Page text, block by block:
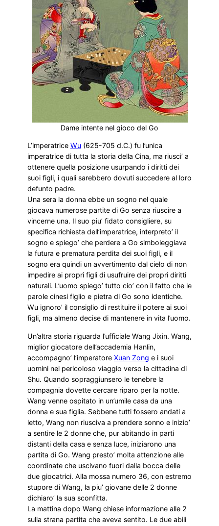
Dame intente nel gioco del Go
L’imperatrice Wu (625-705 d.C.) fu l’unica
imperatrice di tutta la storia della Cina, ma riusci’ a
ottenere quella posizione usurpando i diritti dei
suoi figli, i quali sarebbero dovuti succedere al loro
defunto padre.
Una sera la donna ebbe un sogno nel quale
giocava numerose partite di Go senza riuscire a
vincerne una. Il suo piu’ fidato consigliere, su
specifica richiesta dell’imperatrice, interpreto’ il
sogno e spiego’ che perdere a Go simboleggiava
la futura e prematura perdita dei suoi figli, e il
sogno era quindi un avvertimento dal cielo di non
impedire ai propri figli di usufruire dei propri diritti
naturali. L’uomo spiego’ tutto cio’ con il fatto che le
parole cinesi figlio e pietra di Go sono identiche.
Wu ignoro’ il consiglio di restituire il potere ai suoi
figli, ma almeno decise di mantenere in vita l’uomo.
Un’altra storia riguarda l’ufficiale Wang Jixin. Wang,
miglior giocatore dell’accademia Hanlin,
accompagno’ l’imperatore Xuan Zong e i suoi
uomini nel pericoloso viaggio verso la cittadina di
Shu. Quando sopraggiunsero le tenebre la
compagnia dovette cercare riparo per la notte.
Wang venne ospitato in un’umile casa da una
donna e sua figlia. Sebbene tutti fossero andati a
letto, Wang non riusciva a prendere sonno e inizio’
a sentire le 2 donne che, pur abitando in parti
distanti della casa e senza luce, iniziarono una
partita di Go. Wang presto’ molta attenzione alle
coordinate che uscivano fuori dalla bocca delle
due giocatrici. Alla mossa numero 36, con estremo
stupore di Wang, la piu’ giovane delle 2 donne
dichiaro’ la sua sconfitta.
La mattina dopo Wang chiese informazione alle 2
sulla strana partita che aveva sentito. Le due abili